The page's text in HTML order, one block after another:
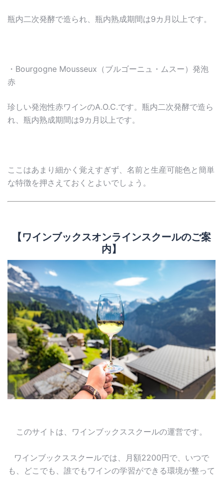
瓶内二次発酵で造られ、瓶内熟成期間は9カ月以上です。
・Bourgogne Mousseux（ブルゴーニュ・ムスー）発泡
赤
珍しい発泡性赤ワインのA.O.C.です。瓶内二次発酵で造ら
れ、瓶内熟成期間は9カ月以上です。
ここはあまり細かく覚えすぎず、名前と生産可能色と簡単
な特徴を押さえておくとよいでしょう。
【ワインブックスオンラインスクールのご案
内】
このサイトは、ワインブックススクールの運営です。
ワインブックススクールでは、月額2200円で、いつで
も、どこでも、誰でもワインの学習ができる環境が整って